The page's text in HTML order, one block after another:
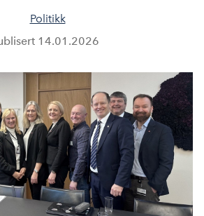
Politikk
14.01.2026